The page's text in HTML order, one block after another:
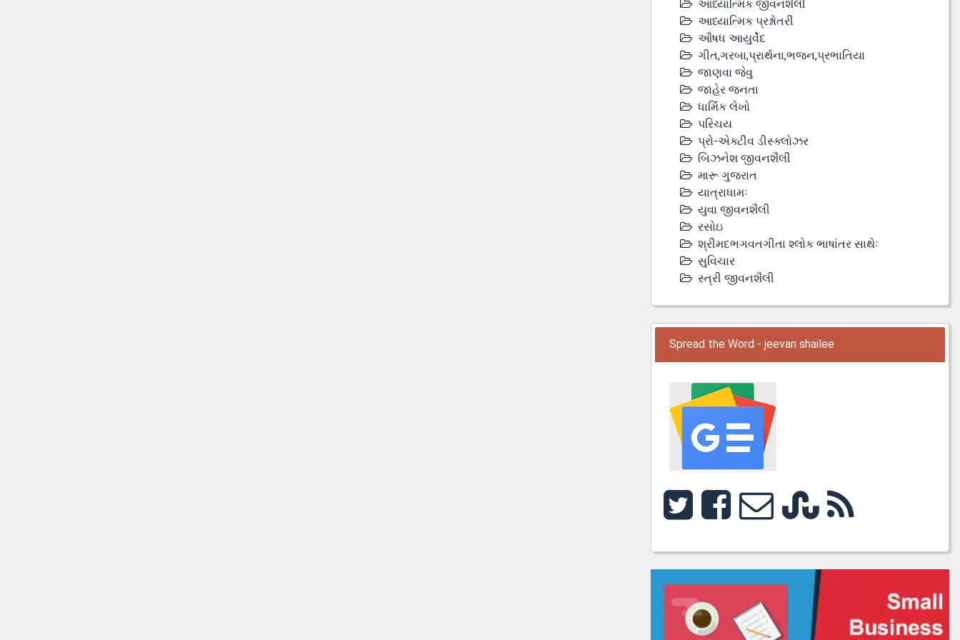
આધ્યાત્મિક જીવનશૈલી
આધ્યાત્મિક પ્રશ્નોતરી
ઔષધ આયુર્વેદ
ગીત,ગરબા,પ્રાર્થના,ભજન,પ્રભાતિયા
જાણવા જેવુ
જાહેર જનતા
ધાર્મિક લેખો
પરિચય
પ્રો-એક્ટીવ ડીસ્‍ક્લોઝર
બિઝનેશ જીવનશૈલી
મારૂ ગુજરાત
યાત્રાધામઃ
યુવા જીવનશૈલી
રસોઇ
શ્રીમદભગવતગીતા શ્લોક ભાષાંતર સાથેઃ
સુવિચાર
સ્ત્રી જીવનશૈલી
Spread the Word - jeevan shailee